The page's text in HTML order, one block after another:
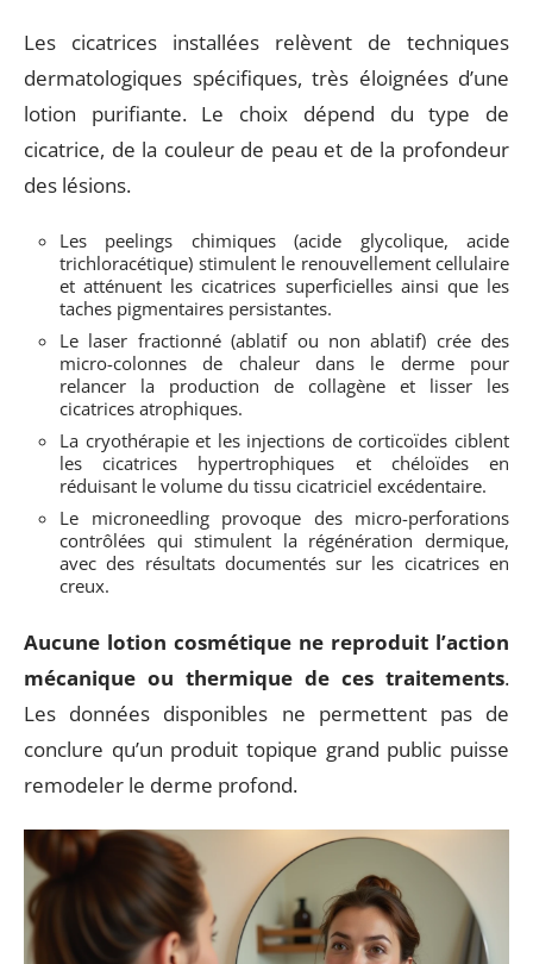
Les cicatrices installées relèvent de techniques
dermatologiques spécifiques, très éloignées d’une
lotion purifiante. Le choix dépend du type de
cicatrice, de la couleur de peau et de la profondeur
des lésions.
Les peelings chimiques (acide glycolique, acide
trichloracétique) stimulent le renouvellement cellulaire
et atténuent les cicatrices superficielles ainsi que les
taches pigmentaires persistantes.
Le laser fractionné (ablatif ou non ablatif) crée des
micro-colonnes de chaleur dans le derme pour
relancer la production de collagène et lisser les
cicatrices atrophiques.
La cryothérapie et les injections de corticoïdes ciblent
les cicatrices hypertrophiques et chéloïdes en
réduisant le volume du tissu cicatriciel excédentaire.
Le microneedling provoque des micro-perforations
contrôlées qui stimulent la régénération dermique,
avec des résultats documentés sur les cicatrices en
creux.
Aucune lotion cosmétique ne reproduit l’action
mécanique ou thermique de ces traitements.
Les données disponibles ne permettent pas de
conclure qu’un produit topique grand public puisse
remodeler le derme profond.